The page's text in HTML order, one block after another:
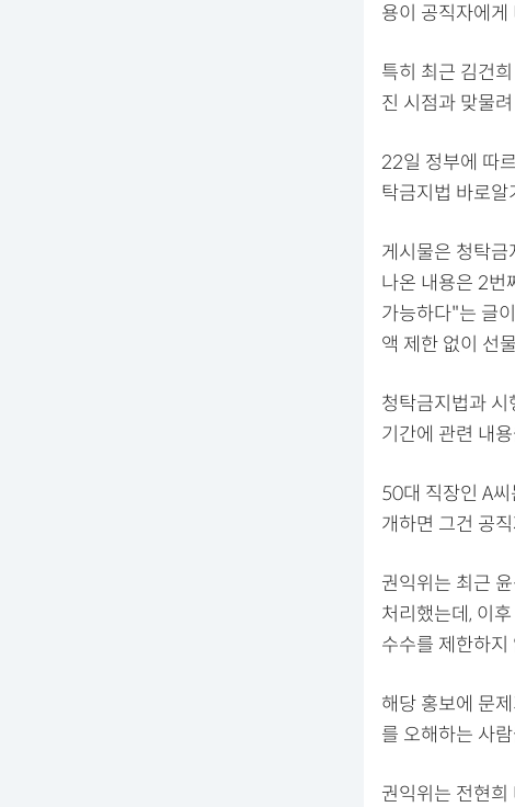
용이 공직자에
특히 최근 김건
진 시점과 맞물
22일 정부에 따
탁금지법 바로알
게시물은 청탁금
나온 내용은 2번
가능하다"는 글
액 제한 없이 선
청탁금지법과
기간에 관련 내
50대 직장인 A
개하면 그건 공
권익위는 최근
처리했는데, 이
수수를 제한하지
해당 홍보에 문
를 오해하는 사
권익위는 전현